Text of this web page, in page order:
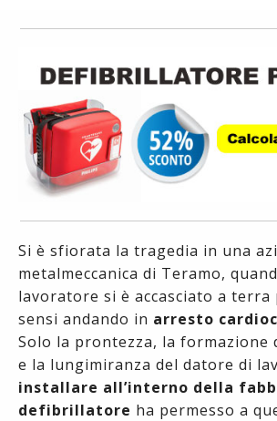
Si è sfiorata la tragedia in una
metalmeccanica di Teramo,
lavoratore si è accasciato a terra
sensi andando in arresto
Solo la prontezza, la formazione
e la lungimiranza del datore di
installare all’interno della
defibrillatore ha permesso a